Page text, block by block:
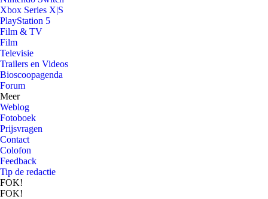
Xbox Series X|S
PlayStation 5
Film & TV
Film
Televisie
Trailers en Videos
Bioscoopagenda
Forum
Meer
Weblog
Fotoboek
Prijsvragen
Contact
Colofon
Feedback
Tip de redactie
FOK!
FOK!